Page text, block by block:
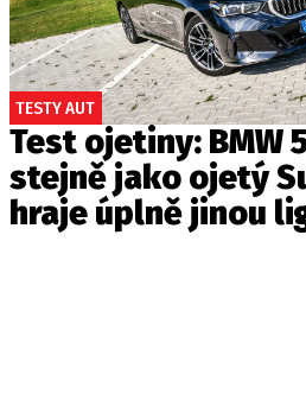
TESTY AUT
Test ojetiny: BMW
stejně jako ojetý
hraje úplně jinou